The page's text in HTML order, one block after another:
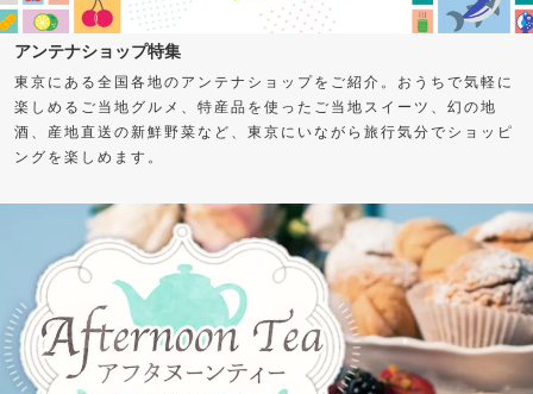
アンテナショップ特集
東京にある全国各地のアンテナショップをご紹介。おうちで気軽に
楽しめるご当地グルメ、特産品を使ったご当地スイーツ、幻の地
酒、産地直送の新鮮野菜など、東京にいながら旅行気分でショッピ
ングを楽しめます。